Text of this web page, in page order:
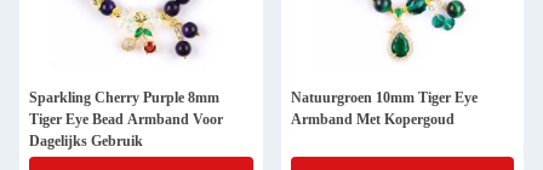
Sparkling Cherry Purple 8mm
Tiger Eye Bead Armband Voor
Dagelijks Gebruik
Natuurgroen 10mm Tiger Eye
Armband Met Kopergoud